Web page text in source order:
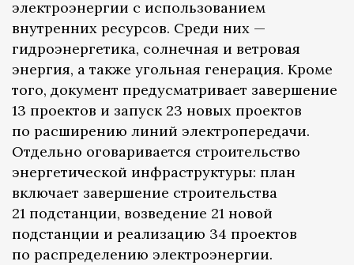
электроэнергии с использованием
внутренних ресурсов. Среди них —
гидроэнергетика, солнечная и ветровая
энергия, а также угольная генерация. Кроме
того, документ предусматривает завершение
13 проектов и запуск 23 новых проектов
по расширению линий электропередачи.
Отдельно оговаривается строительство
энергетической инфраструктуры: план
включает завершение строительства
21 подстанции, возведение 21 новой
подстанции и реализацию 34 проектов
по распределению электроэнергии.